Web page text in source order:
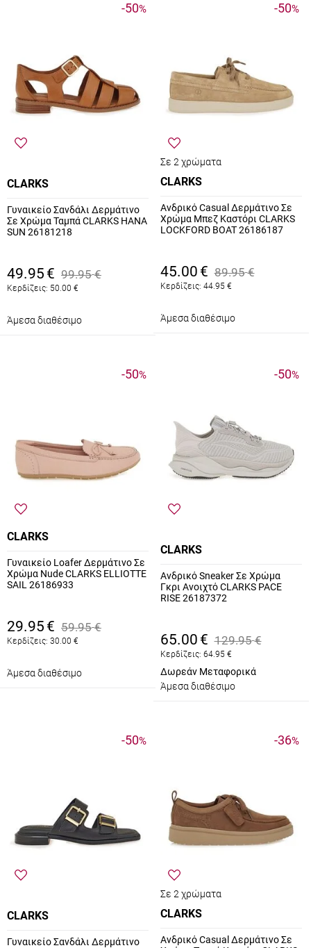
-50%
CLARKS
Γυναικείο Σανδάλι Δερμάτινο
Σε Χρώμα Ταμπά CLARKS HANA
SUN 26181218
49.95 € 99.95 €
Κερδίζεις: 50.00 €
Άμεσα διαθέσιμο
-50%
Σε 2 χρώματα
CLARKS
Ανδρικό Casual Δερμάτινο Σε
Χρώμα Μπεζ Καστόρι CLARKS
LOCKFORD BOAT 26186187
45.00 € 89.95 €
Κερδίζεις: 44.95 €
Άμεσα διαθέσιμο
-50%
CLARKS
Γυναικείο Loafer Δερμάτινο Σε
Χρώμα Nude CLARKS ELLIOTTE
SAIL 26186933
29.95 € 59.95 €
Κερδίζεις: 30.00 €
Άμεσα διαθέσιμο
-50%
CLARKS
Ανδρικό Sneaker Σε Χρώμα
Γκρι Ανοιχτό CLARKS PACE
RISE 26187372
65.00 € 129.95 €
Κερδίζεις: 64.95 €
Δωρεάν Μεταφορικά
Άμεσα διαθέσιμο
-50%
CLARKS
Γυναικείο Σανδάλι Δερμάτινο
-36%
Σε 2 χρώματα
CLARKS
Ανδρικό Casual Δερμάτινο Σε